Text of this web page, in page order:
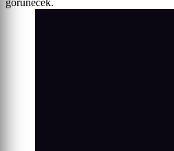
görünecek.